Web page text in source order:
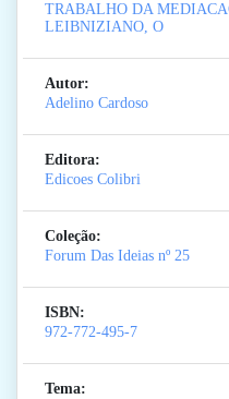
TRABALHO DA
LEIBNIZIANO, O
Autor:
Adelino Cardoso
Editora:
Edicoes Colibri
Coleção:
Forum Das Ideias nº 25
ISBN:
972-772-495-7
Tema: